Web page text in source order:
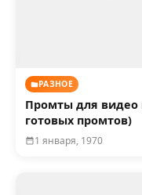
РАЗНОЕ
Промты для видео
готовых промтов)
1 января, 1970